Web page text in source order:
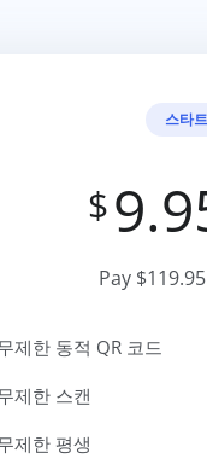
스타
$
Pay
제한 동적 QR 코드
제한 스캔
제한 평생